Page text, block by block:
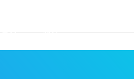
首页 优势